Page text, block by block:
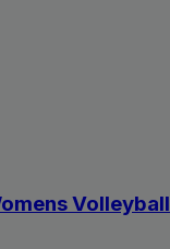
Volleyball